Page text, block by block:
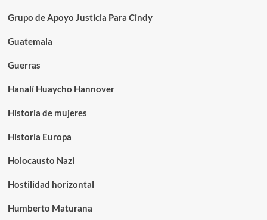
Grupo de Apoyo Justicia Para Cindy
Guatemala
Guerras
Hanalí Huaycho Hannover
Historia de mujeres
Historia Europa
Holocausto Nazi
Hostilidad horizontal
Humberto Maturana